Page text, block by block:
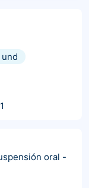
und
oral -